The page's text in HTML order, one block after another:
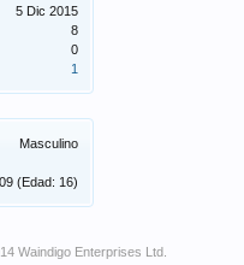
5 Dic 2015
8
0
1
Masculino
(Edad: 16)
Waindigo Enterprises Ltd